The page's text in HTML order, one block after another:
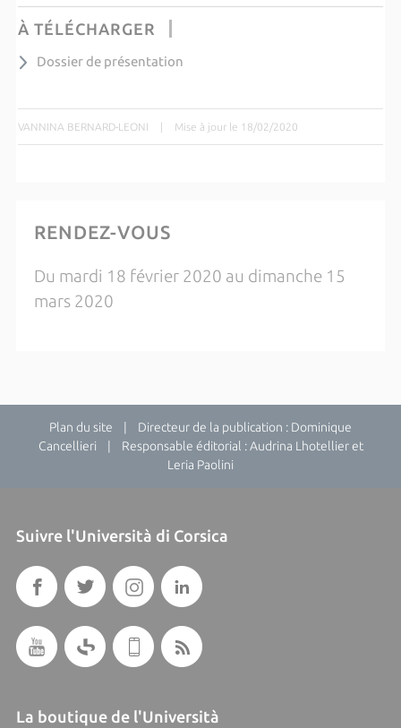
À TÉLÉCHARGER
Dossier de présentation
VANNINA BERNARD-LEONI | Mise à jour le 18/02/2020
RENDEZ-VOUS
Du mardi 18 février 2020 au dimanche 15
mars 2020
Plan du site | Directeur de la publication : Dominique
Cancellieri | Responsable éditorial : Audrina Lhotellier et
Leria Paolini
Suivre l'Università di Corsica
La boutique de l'Università